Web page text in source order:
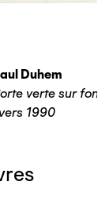
Duhem
verte sur
vers 1990